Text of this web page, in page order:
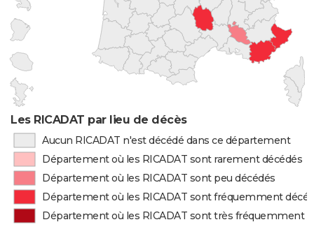
Les RICADAT par lieu de décès
Aucun RICADAT n'est décédé dans ce département
Département où les RICADAT sont rarement décédés
Département où les RICADAT sont peu décédés
Département où les RICADAT sont fréquemment
Département où les RICADAT sont très fréquemment